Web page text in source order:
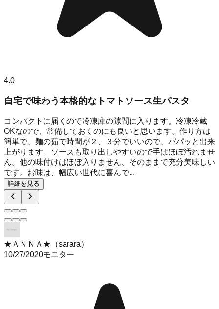
4.0
自宅で味わう本格的なトマトソース生パスタ
コンパクトに届くので冷凍庫の隙間に入ります。冷凍冷蔵
OKなので、常備しておくのにも良いと思います。作り方は
簡単で、麺の茹で時間が２、３分でいいので、パパッと出来
上がります。ソースも取り出しやすいので手はほぼ汚れませ
ん。他の味付けはほぼ入りません、そのままで充分美味しい
です。お味は、幅広い世代に喜んで...
詳細を見る
★ＡＮＮＡ★（sarara）
10/27/2020モニター